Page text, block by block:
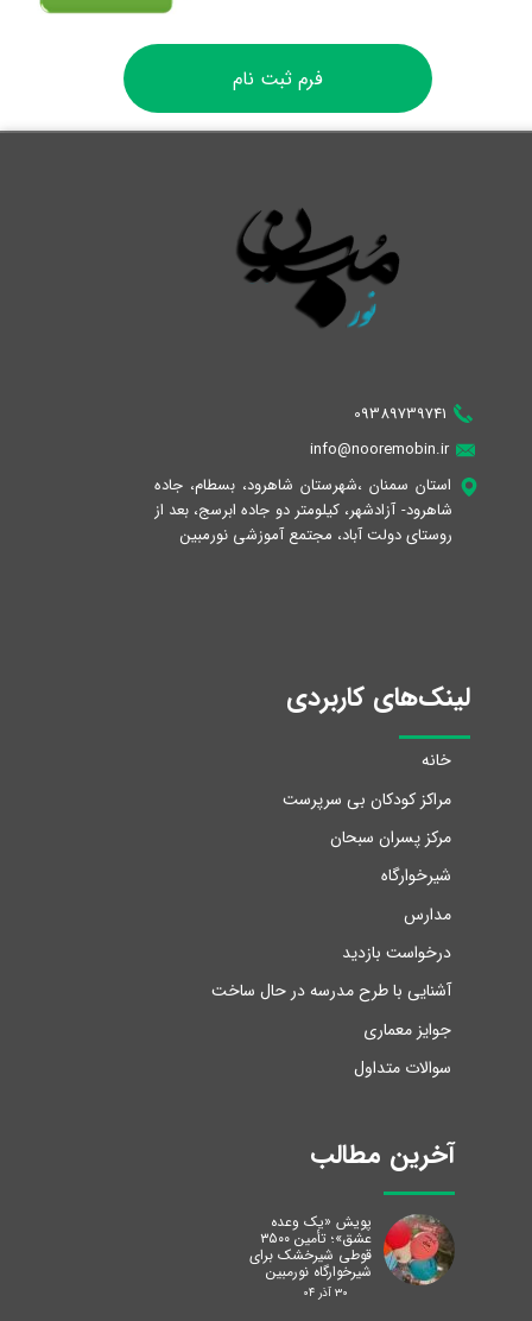
فرم ثبت نام
09389739741
info@nooremobin.ir
استان سمنان ،شهرستان شاهرود، بسطام، جاده
شاهرود- آزادشهر، کیلومتر دو جاده ابرسج، بعد از
روستای دولت آباد، مجتمع آموزشی نورمبین
لینک‌های کاربردی
خانه
مراکز کودکان بی سرپرست
مرکز پسران سبحان
شیرخوارگاه
مدارس
درخواست بازدید
آشنایی با طرح مدرسه در حال ساخت
جوایز معماری
سوالات متداول
آخرین مطالب
پویش «یک وعده
عشق»؛ تأمین ۳۵۰۰
قوطی شیرخشک برای
شیرخوارگاه نورمبین
۳۰ آذر ۰۴